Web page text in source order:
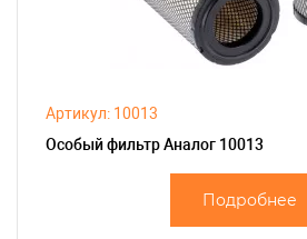
Артикул: 10013
Особый фильтр Аналог 10013
Подробнее